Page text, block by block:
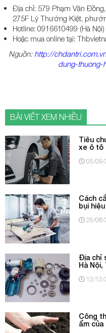
Địa chỉ: 579 Phạm Văn
275F Lý Thường Kiệt,
Hotline: 0916610499 (Hà
Hoặc mua online tại:
Nguồn: http://
dung-thuong-
BÀI VIẾT XEM NHIỀU
Tiêu
xe ô tô
05/09/
Cách
bụi
25/08/
Địa chỉ
Hà Nội,
12/12/
Công
ẩm